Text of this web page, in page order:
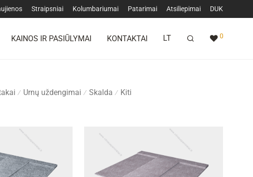
Straipsniai Kolumbariumai Patarimai Atsiliepimai DUK
KAINOS IR PASIŪLYMAI KONTAKTAI LT 0
⁄ Urnų uždengimai ⁄ Skalda ⁄ Kiti